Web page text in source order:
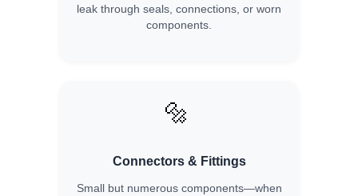
leak through seals, connections, or worn
components.
🔩
Connectors & Fittings
Small but numerous components—when